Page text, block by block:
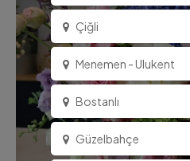
Çiğli
Menemen - Ulukent
Bostanlı
Güzelbahçe